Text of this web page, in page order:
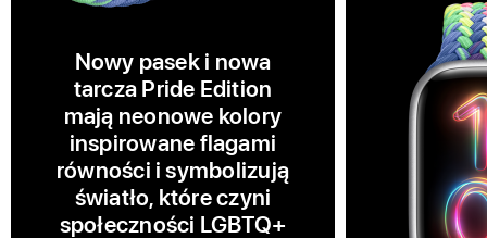
Nowy pasek i nowa
tarcza Pride Edition
mają neonowe kolory
inspirowane flagami
równości i symbolizują
światło, które czyni
społeczności LGBTQ+